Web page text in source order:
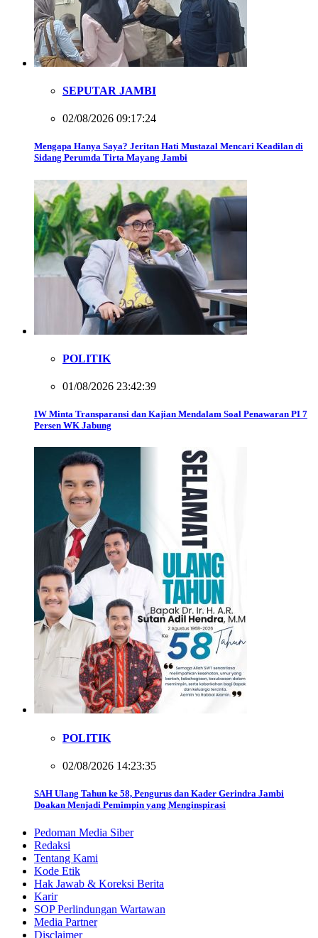
SEPUTAR JAMBI
02/08/2026 09:17:24
Mengapa Hanya Saya? Jeritan Hati Mustazal Mencari Keadilan di
Sidang Perumda Tirta Mayang Jambi
POLITIK
01/08/2026 23:42:39
IW Minta Transparansi dan Kajian Mendalam Soal Penawaran PI 7
Persen WK Jabung
POLITIK
02/08/2026 14:23:35
SAH Ulang Tahun ke 58, Pengurus dan Kader Gerindra Jambi
Doakan Menjadi Pemimpin yang Menginspirasi
Pedoman Media Siber
Redaksi
Tentang Kami
Kode Etik
Hak Jawab & Koreksi Berita
Karir
SOP Perlindungan Wartawan
Media Partner
Disclaimer